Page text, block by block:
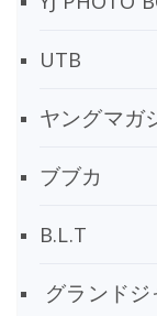
UTB
ヤングマガ
ブブカ
B.L.T
グランド